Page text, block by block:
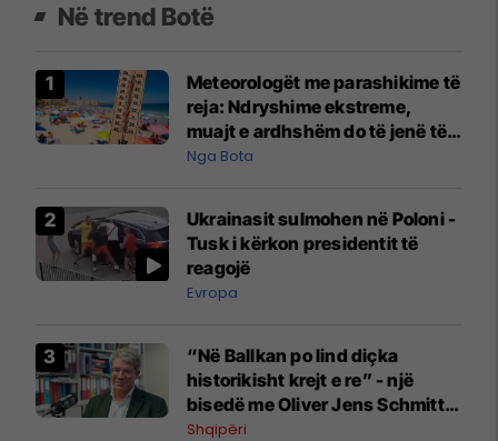
Në trend Botë
Meteorologët me parashikime të
reja: Ndryshime ekstreme,
muajt e ardhshëm do të jenë të
pazakontë
Nga Bota
Ukrainasit sulmohen në Poloni -
Tusk i kërkon presidentit të
reagojë
Evropa
“Në Ballkan po lind diçka
historikisht krejt e re” - një
bisedë me Oliver Jens Schmitt
mbi protestat në Shqipëri dhe të
Shqipëri